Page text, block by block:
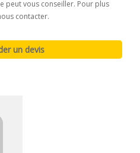
peut vous conseiller. Pour plus
contacter.